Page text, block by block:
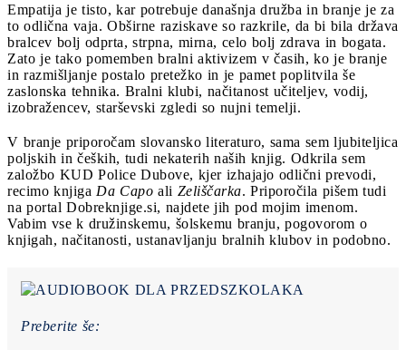
Empatija je tisto, kar potrebuje današnja družba in branje je za
to odlična vaja. Obširne raziskave so razkrile, da bi bila država
bralcev bolj odprta, strpna, mirna, celo bolj zdrava in bogata.
Zato je tako pomemben bralni aktivizem v časih, ko je branje
in razmišljanje postalo pretežko in je pamet poplitvila še
zaslonska tehnika. Bralni klubi, načitanost učiteljev, vodij,
izobražencev, starševski zgledi so nujni temelji.
V branje priporočam slovansko literaturo, sama sem ljubiteljica
poljskih in čeških, tudi nekaterih naših knjig. Odkrila sem
založbo KUD Police Dubove, kjer izhajajo odlični prevodi,
recimo knjiga Da Capo ali Zeliščarka. Priporočila pišem tudi
na portal Dobreknjige.si, najdete jih pod mojim imenom.
Vabim vse k družinskemu, šolskemu branju, pogovorom o
knjigah, načitanosti, ustanavljanju bralnih klubov in podobno.
Preberite še: